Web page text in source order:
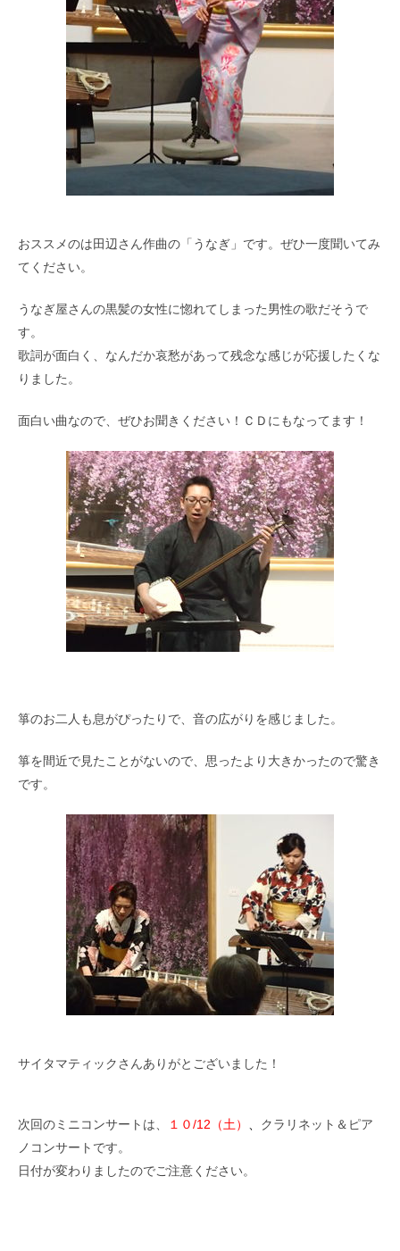
おススメのは田辺さん作曲の「うなぎ」です。ぜひ一度聞いてみ
てください。
うなぎ屋さんの黒髪の女性に惚れてしまった男性の歌だそうで
す。
歌詞が面白く、なんだか哀愁があって残念な感じが応援したくな
りました。
面白い曲なので、ぜひお聞きください！ＣＤにもなってます！
箏のお二人も息がぴったりで、音の広がりを感じました。
箏を間近で見たことがないので、思ったより大きかったので驚き
です。
サイタマティックさんありがとございました！
次回のミニコンサートは、 １０/12（土）
クラリネット＆ピア
ノコンサートです。
日付が変わりましたのでご注意ください。